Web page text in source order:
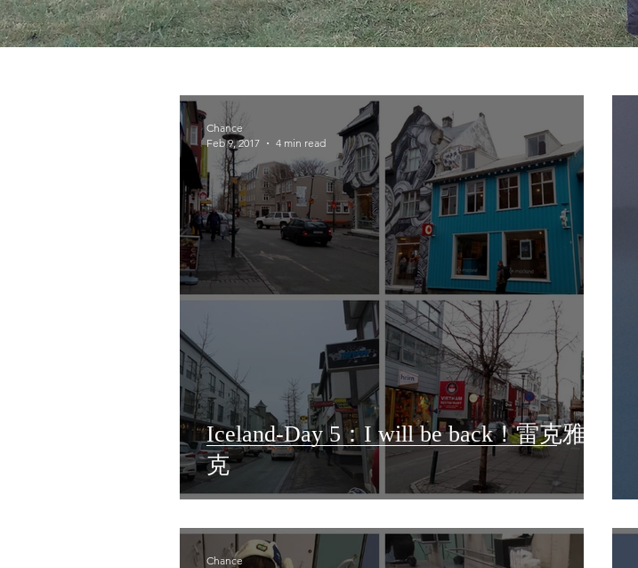
Iceland-Day 5：I will be back！雷克雅維
克
Chance
Feb 9, 2017
4 min read
Chance